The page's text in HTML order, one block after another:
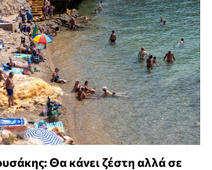
Θα κάνει ζέστη αλλά σε